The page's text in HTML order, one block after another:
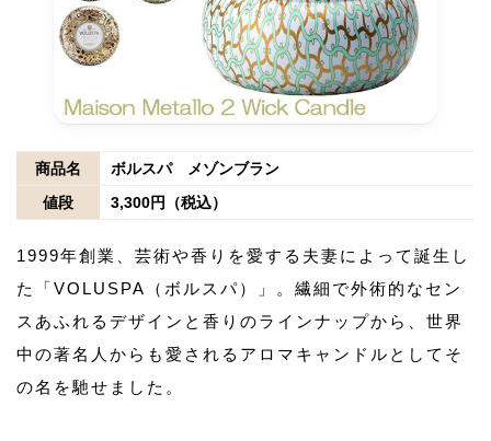
商品名
ボルスパ メゾンブラン
値段
3,300円（税込）
1999年創業、芸術や香りを愛する夫妻によって誕生し
た「VOLUSPA（ボルスパ）」。繊細で外術的なセン
スあふれるデザインと香りのラインナップから、世界
中の著名人からも愛されるアロマキャンドルとしてそ
の名を馳せました。